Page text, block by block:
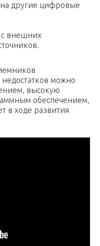
другие цифровые
с внешних
можно
высокую
обеспечением,
в ходе развития